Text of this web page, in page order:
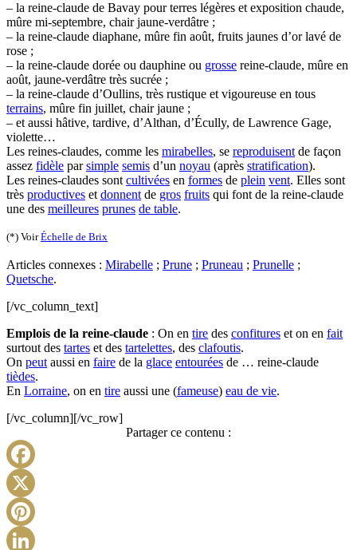
– la reine-claude de Bavay pour terres légères et exposition chaude,
mûre mi-septembre, chair jaune-verdâtre ;
– la reine-claude diaphane, mûre fin août, fruits jaunes d’or lavé de
rose ;
– la reine-claude dorée ou dauphine ou grosse reine-claude, mûre en
août, jaune-verdâtre très sucrée ;
– la reine-claude d’Oullins, très rustique et vigoureuse en tous
terrains, mûre fin juillet, chair jaune ;
– et aussi hâtive, tardive, d’Althan, d’Écully, de Lawrence Gage,
violette…
Les reines-claudes, comme les mirabelles, se reproduisent de façon
assez fidèle parsimple semis d’un noyau (après stratification).
Les reines-claudes sont cultivées en formes de plein vent. Elles sont
très productives et donnent de gros fruits qui font de la reine-claude
une des meilleures prunes de table.
(*) VoirÉchelle de Brix
Articles connexes : Mirabelle ; Prune ; Pruneau ; Prunelle ;
Quetsche.
[/vc_column_text]
Emplois de la reine-claude : On en tire des confitures et on en fait
surtout des tartes et des tartelettes, des clafoutis.
On peut aussi en faire de la glace entourées de … reine-claude
tièdes.
En Lorraine, on en tire aussi une (fameuse) eau de vie.
[/vc_column][/vc_row]
Partager ce contenu :